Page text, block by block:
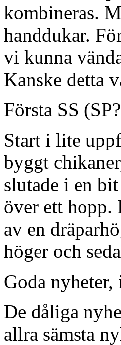
kombineras.
handdukar.
vi kunna
Kanske detta
Första SS
Start i lite
byggt
slutade i en
över ett hopp.
av en
höger och
Goda
De dåliga
allra sämsta